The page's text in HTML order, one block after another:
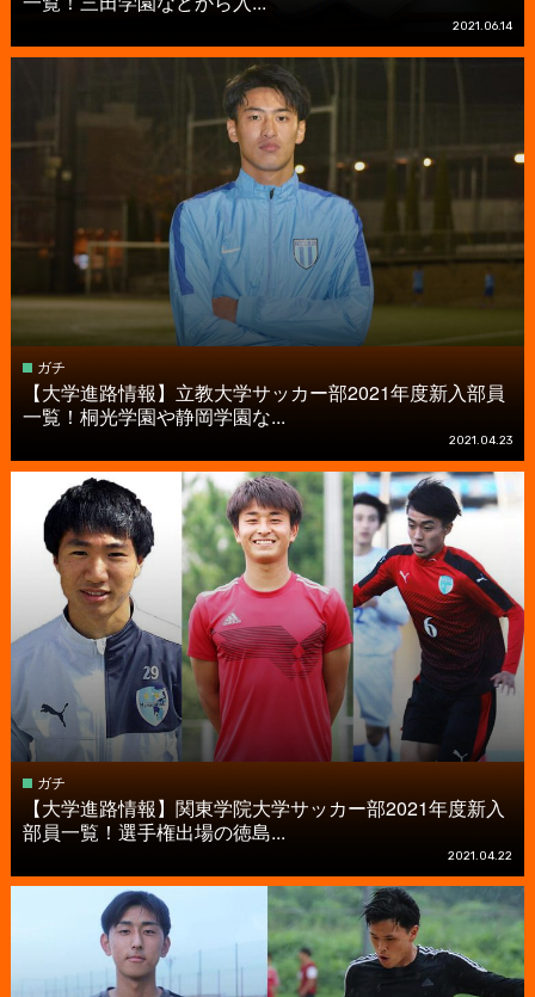
2021.06.14
ガチ
【大学進路情報】立教大学サッカー部2021年度新入部員
一覧！桐光学園や静岡学園な...
2021.04.23
ガチ
【大学進路情報】関東学院大学サッカー部2021年度新入
部員一覧！選手権出場の徳島...
2021.04.22